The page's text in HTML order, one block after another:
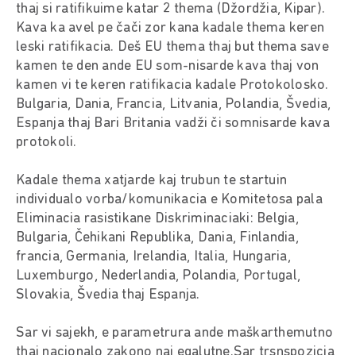
thaj si ratifikuime katar 2 thema (Džordžia, Kipar).
Kava ka avel pe čači zor kana kadale thema keren
leski ratifikacia. Deš EU thema thaj but thema save
kamen te den ande EU som-nisarde kava thaj von
kamen vi te keren ratifikacia kadale Protokolosko.
Bulgaria, Dania, Francia, Litvania, Polandia, Švedia,
Espanja thaj Bari Britania vadži či somnisarde kava
protokoli.
Kadale thema xatjarde kaj trubun te startuin
individualo vorba/komunikacia e Komitetosa pala
Eliminacia rasistikane Diskriminaciaki: Belgia,
Bulgaria, Čehikani Republika, Dania, Finlandia,
francia, Germania, Irelandia, Italia, Hungaria,
Luxemburgo, Nederlandia, Polandia, Portugal,
Slovakia, Švedia thaj Espanja.
Sar vi sajekh, e parametrura ande maškarthemutno